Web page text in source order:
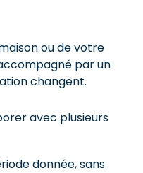
ou de votre
par un
changent.
avec plusieurs
donnée, sans